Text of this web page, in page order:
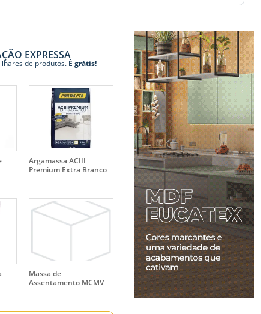
EXPRESSA
de produtos.É grátis!
Argamassa ACIII
Premium Extra Branco
Massa de
Assentamento MCMV